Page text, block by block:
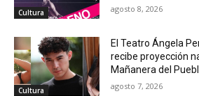
Cultura agosto 8, 2026
Cultura
El Teatro Ángela
recibe proyección
Mañanera del
agosto 7, 2026